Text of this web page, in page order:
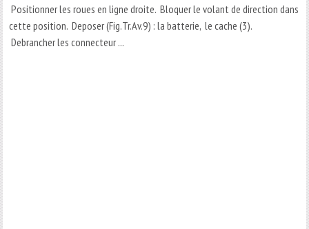
Positionner les roues en ligne droite. Bloquer le volant de direction dans
cette position. Deposer (Fig.Tr.Av.9) : la batterie, le cache (3).
Debrancher les connecteur ...